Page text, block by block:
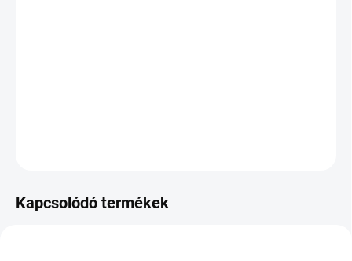
Kapcsolódó termékek